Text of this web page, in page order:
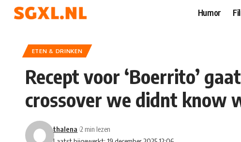
Humor
ETEN & DRINKEN
Recept voor ‘Boerrito’
crossover we didnt know
thalena 2 min lezen